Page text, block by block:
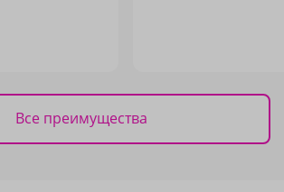
Все преимущества